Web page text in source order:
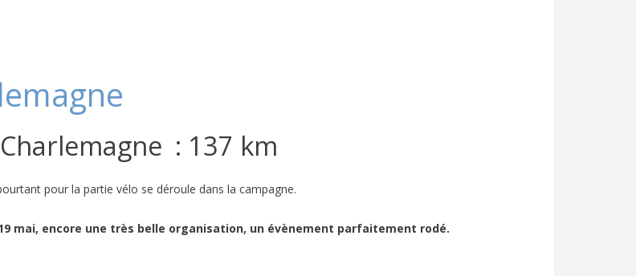
: 137 km
pour la partie vélo se déroule dans la campagne.
mai, encore une très belle organisation, un évènement parfaitement rodé.